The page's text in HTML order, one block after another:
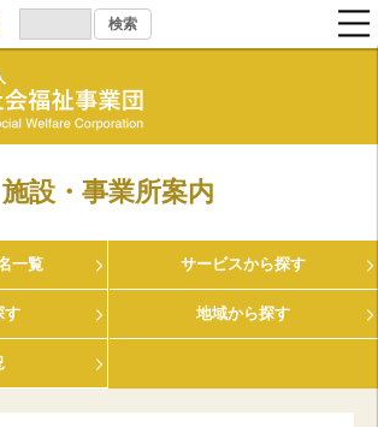
施設・事業所案内
一覧 サービスから探す
す 地域から探す